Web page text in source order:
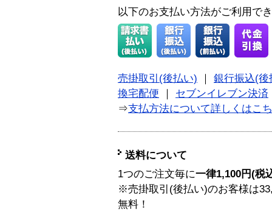
以下のお支払い方法がご利用で
売掛取引(後払い)
銀行振込(後
換宅配便
セブンイレブン決済
⇒支払方法について詳しくはこ
送料について
1つのご注文毎に一律1,100円(税
※売掛取引(後払い)のお客様は
無料！